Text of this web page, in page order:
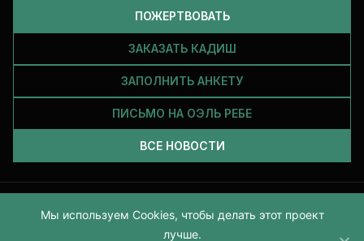
ПОЖЕРТВОВАТЬ
ЗАКАЗАТЬ КАДИШ
ЗАПОЛНИТЬ АНКЕТУ
ПИСЬМО НА ОЭЛЬ РЕБЕ
ВСЕ НОВОСТИ
Все права защищены и принадлежат Еврейской общине Днепра.
2026
Мы используем Cookies, чтобы делать этот проект
лучше.